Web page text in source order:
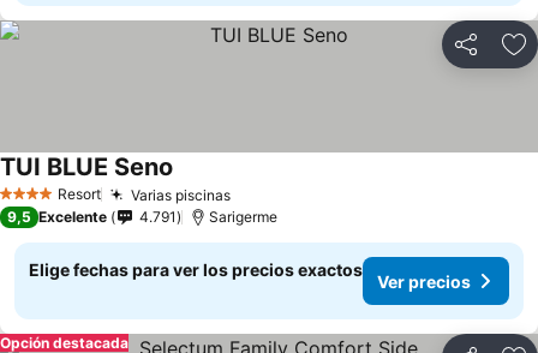
Compartir
4 EstrellasResort Varias piscinas
TUI BLUE Seno
9,5 Excelente 4.791 Sarigerme
Elige fechas para ver los precios exactos
Ver precios
Opción destacada